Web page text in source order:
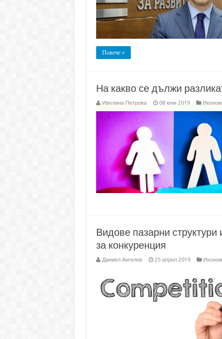
ББР
Повече »
На какво се дължи
Ивелина Петрова 08 юни 2019
Видове пазарни структури
за конкуренция
Даниел Ангелов 25 април 2019